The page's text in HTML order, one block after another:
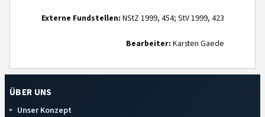
Externe Fundstellen: NStZ 1999, 454; StV 1999, 423
Bearbeiter: Karsten Gaede
ÜBER UNS
Unser Konzept